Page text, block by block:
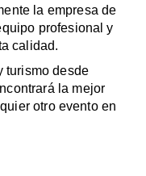
la empresa de
profesional y
calidad.
turismo desde
la mejor
otro evento en